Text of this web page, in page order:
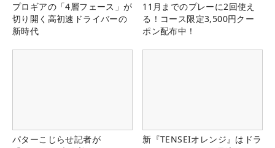
プロギアの「4層フェース」が
切り開く高初速ドライバーの
新時代
11月までのプレーに2回使え
る！コース限定3,500円クー
ポン配布中！
パターこじらせ記者が
新『TENSEIオレンジ』はドラ